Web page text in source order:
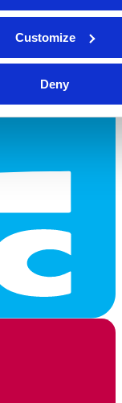
Customize
Deny